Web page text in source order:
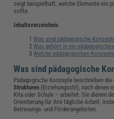
zeigt beispielhaft, welche Elemente ein
sollte.
Inhaltsverzeichnis
Was sind pädagogische
Was gehört in ein
Welche pädagogischen
Was sind pädagogische
Pädagogische Konzepte beschreiben die
Strukturen (Erziehungsstil), nach denen
Kita oder Schule – arbeitet. Sie dienen
Orientierung für ihre tägliche Arbeit,
Betreuungs- und Förderangeboten.